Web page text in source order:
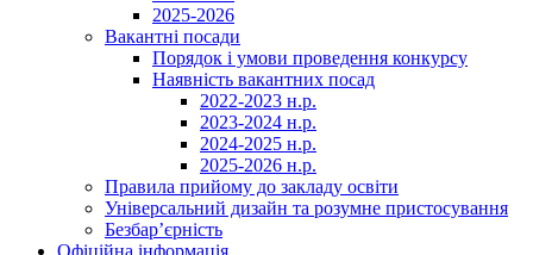
2025-2026
Вакантні посади
Порядок і умови проведення конкурсу
Наявність вакантних посад
2022-2023 н.р.
2023-2024 н.р.
2024-2025 н.р.
2025-2026 н.р.
Правила прийому до закладу освіти
Універсальний дизайн та розумне пристосування
Безбар’єрність
Офіційна інформація